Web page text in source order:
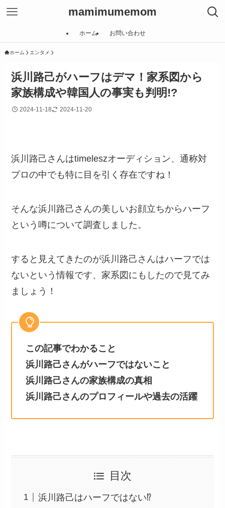
mamimumemom
ホーム お問い合わせ
ホーム エンタメ
浜川路己がハーフはデマ！家系図から
家族構成や韓国人の事実も判明!?
2024-11-18 2024-11-20
浜川路己さんはtimeleszオーディション、通称対
プロの中でも特に目を引く存在ですね！
そんな浜川路己さんの美しいお顔立ちからハーフ
という噂について調査しました。
すると見えてきたのが浜川路己さんはハーフでは
ないという情報です、家系図にもしたので見てみ
ましょう！
この記事でわかること
浜川路己さんがハーフではないこと
浜川路己さんの家族構成の真相
浜川路己さんのプロフィールや過去の活躍
目次
浜川路己はハーフではない⁉